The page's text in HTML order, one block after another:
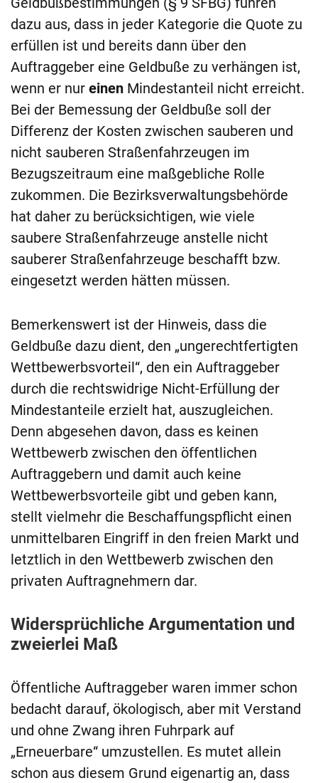
dazu aus, dass in jeder Kategorie die Quote zu
erfüllen ist und bereits dann über den
Auftraggeber eine Geldbuße zu verhängen ist,
wenn er nur einen Mindestanteil nicht erreicht.
Bei der Bemessung der Geldbuße soll der
Differenz der Kosten zwischen sauberen und
nicht sauberen Straßenfahrzeugen im
Bezugszeitraum eine maßgebliche Rolle
zukommen. Die Bezirksverwaltungsbehörde
hat daher zu berücksichtigen, wie viele
saubere Straßenfahrzeuge anstelle nicht
sauberer Straßenfahrzeuge beschafft bzw.
eingesetzt werden hätten müssen.
Bemerkenswert ist der Hinweis, dass die
Geldbuße dazu dient, den „ungerechtfertigten
Wettbewerbsvorteil“, den ein Auftraggeber
durch die rechtswidrige Nicht-Erfüllung der
Mindestanteile erzielt hat, auszugleichen.
Denn abgesehen davon, dass es keinen
Wettbewerb zwischen den öffentlichen
Auftraggebern und damit auch keine
Wettbewerbsvorteile gibt und geben kann,
stellt vielmehr die Beschaffungspflicht einen
unmittelbaren Eingriff in den freien Markt und
letztlich in den Wettbewerb zwischen den
privaten Auftragnehmern dar.
Widersprüchliche Argumentation und
zweierlei Maß
Öffentliche Auftraggeber waren immer schon
bedacht darauf, ökologisch, aber mit Verstand
und ohne Zwang ihren Fuhrpark auf
„Erneuerbare“ umzustellen. Es mutet allein
schon aus diesem Grund eigenartig an, dass